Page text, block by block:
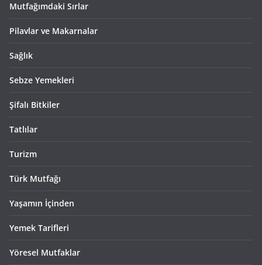
Mutfağımdaki Sırlar
Pilavlar ve Makarnalar
Sağlık
Sebze Yemekleri
Şifalı Bitkiler
Tatlılar
Turizm
Türk Mutfağı
Yaşamın İçinden
Yemek Tarifleri
Yöresel Mutfaklar